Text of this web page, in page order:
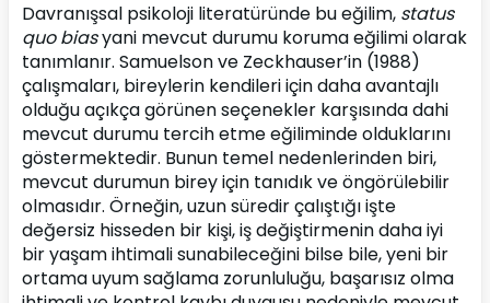
Davranışsal psikoloji literatüründe bu eğilim, status
quo bias yani mevcut durumu koruma eğilimi olarak
tanımlanır. Samuelson ve Zeckhauser’in (1988)
çalışmaları, bireylerin kendileri için daha avantajlı
olduğu açıkça görünen seçenekler karşısında dahi
mevcut durumu tercih etme eğiliminde olduklarını
göstermektedir. Bunun temel nedenlerinden biri,
mevcut durumun birey için tanıdık ve öngörülebilir
olmasıdır. Örneğin, uzun süredir çalıştığı işte
değersiz hisseden bir kişi, iş değiştirmenin daha iyi
bir yaşam ihtimali sunabileceğini bilse bile, yeni bir
ortama uyum sağlama zorunluluğu, başarısız olma